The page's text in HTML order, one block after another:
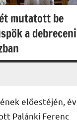
mutatott be
a debreceni
előestéjén, év
Palánki Ferenc